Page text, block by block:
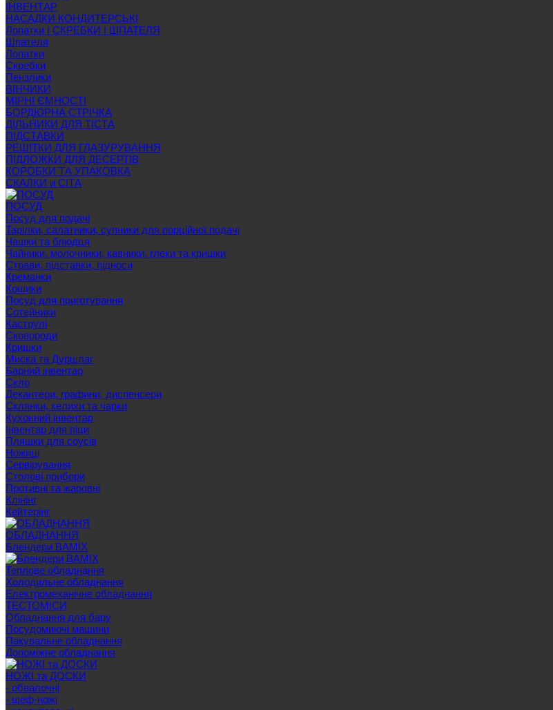
ІНВЕНТАР
НАСАДКИ КОНДИТЕРСЬКІ
Лопатки | СКРЕБКИ | ШПАТЕЛЯ
Шпателя
Лопатки
Скребки
Пензлики
ВІНЧИКИ
МІРНІ ЄМНОСТІ
БОРДЮРНА СТРІЧКА
ДІЛЬНИКИ ДЛЯ ТІСТА
ПІДСТАВКИ
РЕШІТКИ ДЛЯ ГЛАЗУРУВАННЯ
ПІДЛОЖКИ ДЛЯ ДЕСЕРТІВ
КОРОБКИ ТА УПАКОВКА
СКАЛКИ и СІТА
ПОСУД
Посуд для подачі
Тарілки, салатники, супники для порційної подачі
Чашки та блюдця
Чайники, молочники, кавники, глеки та кришки
Страви, підставки, підноси
Креманки
Кошики
Посуд для приготування
Сотейники
Каструлі
Сковороди
Кришки
Миска та Дуршлаг
Барний інвентар
Скло
Декантери, графини, диспенсери
Склянки, келихи та чарки
Кухонний інвентар
Інвентар для піци
Пляшки для соусів
Ножиці
Сервірування
Cтолові прибори
Противні та жаровні
Клінінг
Кейтерінг
ОБЛАДНАННЯ
Блендери BAMIX
Теплове обладнання
Холодильне обладнання
Електромеханічне обладнання
ТЕСТОМІСИ
Обладнання для бару
Посудомиючі машини
Пакувальне обладнання
Допоміжне обладнання
НОЖІ та ДОСКИ
- обвалочні
- шеф-ножі